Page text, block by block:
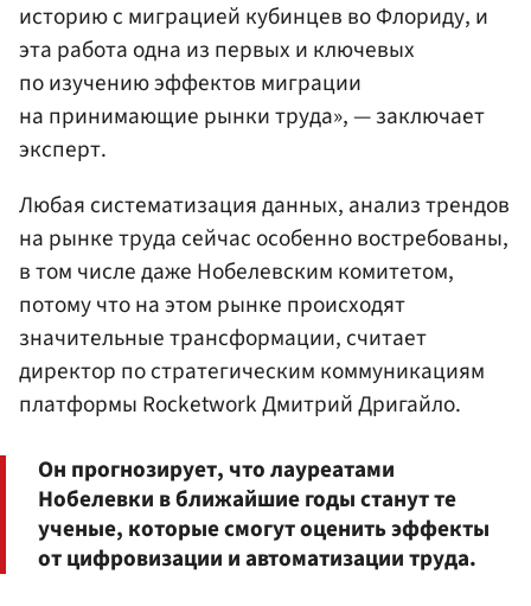
историю с миграцией кубинцев во Флориду, и
эта работа одна из первых и ключевых
по изучению эффектов миграции
на принимающие рынки труда», — заключает
эксперт.
Любая систематизация данных, анализ трендов
на рынке труда сейчас особенно востребованы,
в том числе даже Нобелевским комитетом,
потому что на этом рынке происходят
значительные трансформации, считает
директор по стратегическим коммуникациям
платформы Rocketwork Дмитрий Дригайло.
Он прогнозирует, что лауреатами
Нобелевки в ближайшие годы станут те
ученые, которые смогут оценить эффекты
от цифровизации и автоматизации труда.